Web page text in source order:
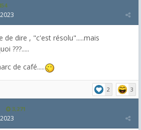
de dire , "c'est résolu".....mais
???.....
de café.....
2 3
3,271